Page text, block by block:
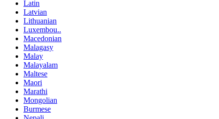
Latin
Latvian
Lithuanian
Luxembou..
Macedonian
Malagasy
Malay
Malayalam
Maltese
Maori
Marathi
Mongolian
Burmese